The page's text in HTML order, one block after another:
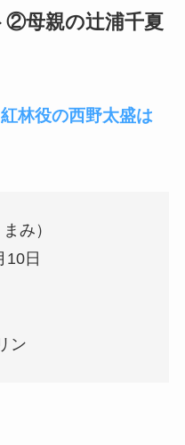
②母親の辻浦千夏
林役の西野太盛は
み）
10日
ン